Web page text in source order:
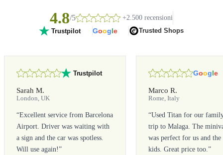
4.8/5 +2.500 recensioni
Trustpilot Google Trusted Shops
Trustpilot
Sarah M.
London, UK
“Excellent service from Barcelona
Airport. Driver was waiting with
a sign and the car was spotless.
Will use again!”
Google
Marco R.
Rome, Italy
“Used Titan for our
trip to Malaga. The
was perfect for us and the
kids. Great price too.”